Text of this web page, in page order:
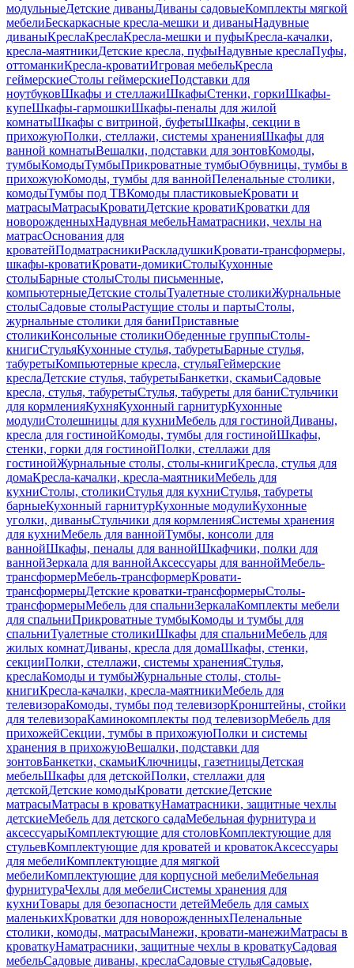
модульныеДетские диваныДиваны садовыеКомплекты мягкой
мебелиБескаркасные кресла-мешки и диваныНадувные
диваныКреслаКреслаКресла-мешки и пуфыКресла-качалки,
кресла-маятникиДетские кресла, пуфыНадувные креслаПуфы,
оттоманкиКресла-кроватиИгровая мебельКресла
геймерскиеСтолы геймерскиеПодставки для
ноутбуковШкафы и стеллажиШкафыСтенки, горкиШкафы-
купеШкафы-гармошкиШкафы-пеналы для жилой
комнатыШкафы с витриной, буфетыШкафы, секции в
прихожуюПолки, стеллажи, системы храненияШкафы для
ванной комнатыВешалки, подставки для зонтовКомоды,
тумбыКомодыТумбыПрикроватные тумбыОбувницы, тумбы в
прихожуюКомоды, тумбы для ваннойПеленальные столики,
комодыТумбы под ТВКомоды пластиковыеКровати и
матрасыМатрасыКроватиДетские кроватиКроватки для
новорожденныхНадувная мебельНаматрасники, чехлы на
матрасОснования для
кроватейПодматрасникиРаскладушкиКровати-трансформеры,
шкафы-кроватиКровати-домикиСтолыКухонные
столыБарные столыСтолы письменные,
компьютерныеДетские столыТуалетные столикиЖурнальные
столыСадовые столыРастущие столы и партыСтолы,
журнальные столики для баниПриставные
столикиКонсольные столикиОбеденные группыСтолы-
книгиСтульяКухонные стулья, табуретыБарные стулья,
табуретыКомпьютерные кресла, стульяГеймерские
креслаДетские стулья, табуретыБанкетки, скамьиСадовые
кресла, стулья, табуретыСтулья, табуреты для баниСтульчики
для кормленияКухняКухонный гарнитурКухонные
модулиСтолешницы для кухниМебель для гостинойДиваны,
кресла для гостинойКомоды, тумбы для гостинойШкафы,
стенки, горки для гостинойПолки, стеллажи для
гостинойЖурнальные столы, столы-книгиКресла, стулья для
домаКресла-качалки, кресла-маятникиМебель для
кухниСтолы, столикиСтулья для кухниСтулья, табуреты
барныеКухонный гарнитурКухонные модулиКухонные
уголки, диваныСтульчики для кормленияСистемы хранения
для кухниМебель для ваннойТумбы, консоли для
ваннойШкафы, пеналы для ваннойШкафчики, полки для
ваннойЗеркала для ваннойАксессуары для ваннойМебель-
трансформерМебель-трансформерКровати-
трансформерыДетские кроватки-трансформерыСтолы-
трансформерыМебель для спальниЗеркалаКомплекты мебели
для спальниПрикроватные тумбыКомоды и тумбы для
спальниТуалетные столикиШкафы для спальниМебель для
жилых комнатДиваны, кресла для домаШкафы, стенки,
секцииПолки, стеллажи, системы храненияСтулья,
креслаКомоды и тумбыЖурнальные столы, столы-
книгиКресла-качалки, кресла-маятникиМебель для
телевизораКомоды, тумбы под телевизорКронштейны, стойки
для телевизораКаминокомплекты под телевизорМебель для
прихожейСекции, тумбы в прихожуюПолки и системы
хранения в прихожуюВешалки, подставки для
зонтовБанкетки, скамьиКлючницы, газетницыДетская
мебельШкафы для детскойПолки, стеллажи для
детскойДетские комодыКровати детскиеДетские
матрасыМатрасы в кроваткуНаматрасники, защитные чехлы
детскиеМебель для детского садаМебельная фурнитура и
аксессуарыКомплектующие для столовКомплектующие для
стульевКомплектующие для кроватей и кроватокАксессуары
для мебелиКомплектующие для мягкой
мебелиКомплектующие для корпусной мебелиМебельная
фурнитураЧехлы для мебелиСистемы хранения для
кухниТовары для безопасности детейМебель для самых
маленькихКроватки для новорожденныхПеленальные
столики, комоды, матрасыМанежи, кровати-манежиМатрасы в
кроваткуНаматрасники, защитные чехлы в кроваткуСадовая
мебельСадовые диваны, креслаСадовые стульяСадовые,